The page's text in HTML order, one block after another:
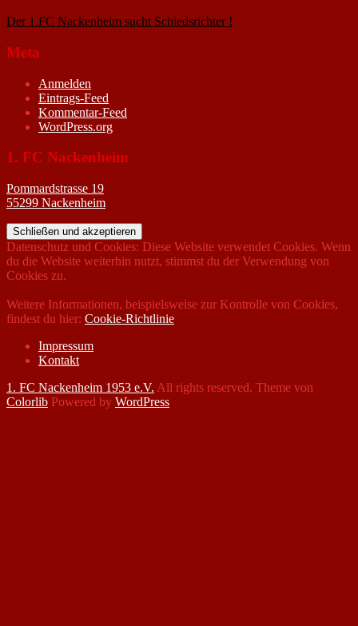
Der 1.FC Nackenheim sucht Schiedsrichter !
Meta
Anmelden
Eintrags-Feed
Kommentar-Feed
WordPress.org
1. FC Nackenheim
Pommardstrasse 19
55299 Nackenheim
Datenschutz und Cookies: Diese Website verwendet Cookies. Wenn
du die Website weiterhin nutzt, stimmst du der Verwendung von
Cookies zu.
Weitere Informationen, beispielsweise zur Kontrolle von Cookies,
findest du hier: Cookie-Richtlinie
Impressum
Kontakt
1. FC Nackenheim 1953 e.V. All rights reserved. Theme von
Colorlib Powered by WordPress